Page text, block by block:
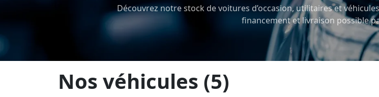
Découvrez notre stock de voitures d’occasion, utilitaires et
financement et livraison possible
Nos véhicules (5)